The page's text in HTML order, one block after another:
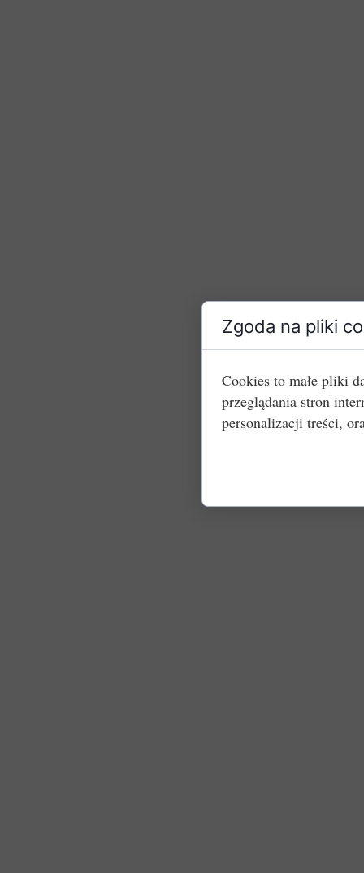
Zgoda na pliki
Cookies to małe pliki
przeglądania stron
personalizacji treści,